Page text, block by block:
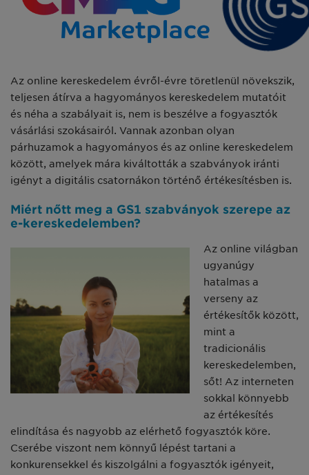
Az online kereskedelem évről-évre töretlenül növekszik,
teljesen átírva a hagyományos kereskedelem mutatóit
és néha a szabályait is, nem is beszélve a fogyasztók
vásárlási szokásairól. Vannak azonban olyan
párhuzamok a hagyományos és az online kereskedelem
között, amelyek mára kiváltották a szabványok iránti
igényt a digitális csatornákon történő értékesítésben is.
Miért nőtt meg a GS1 szabványok szerepe az
e-kereskedelemben?
Az online világban
ugyanúgy
hatalmas a
verseny az
értékesítők között,
mint a
tradicionális
kereskedelemben,
sőt! Az interneten
sokkal könnyebb
az értékesítés
elindítása és nagyobb az elérhető fogyasztók köre.
Cserébe viszont nem könnyű lépést tartani a
konkurensekkel és kiszolgálni a fogyasztók igényeit,